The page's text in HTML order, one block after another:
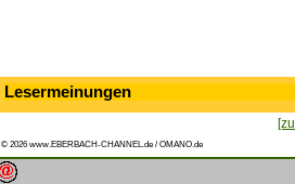
Lesermeinungen
© 2026 www.EBERBACH-CHANNEL.de / OMANO.de